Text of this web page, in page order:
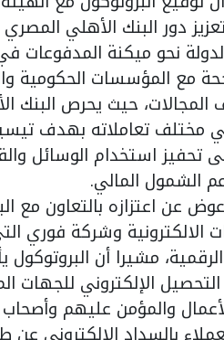
دور البنك الأهلي
نحو ميكنة المدفوعات
مع المؤسسات الحكومية
المجالات، حيث يحرص
مختلف تعاملاته بهدف
استخدام الوسائل
الشمول المالي.
عن اعتزازه بالتعاون مع
الالكترونية وشركة فوري
مشيرا أن البروتوكول
الإلكتروني للجهات
والمؤمن عليهم